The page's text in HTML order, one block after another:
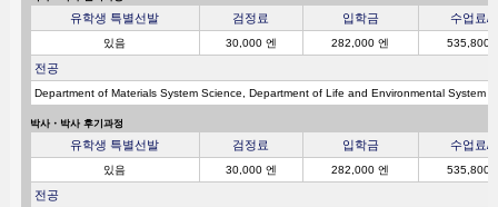
유학생 특별선발 검정료 입학금 수업료/
있음 30,000 엔 282,000 엔 535,800
전공
Department of Materials System Science, Department of Life and Environmental System
박사・박사 후기과정
유학생 특별선발 검정료 입학금 수업료/
있음 30,000 엔 282,000 엔 535,800
전공